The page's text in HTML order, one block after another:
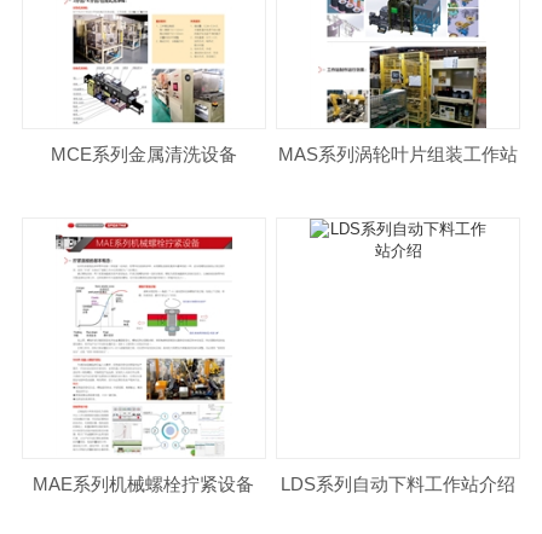
MCE系列金属清洗设备 MAS系列涡轮叶片组装工作站
MAE系列机械螺栓拧紧设备 LDS系列自动下料工作站介绍